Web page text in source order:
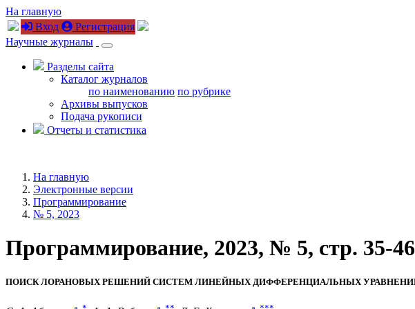
На главную
Вход
Регистрация
Научные журналы
Разделы сайта
Каталог журналов
по наименованию по рубрике
Архивы выпусков
Подача рукописи
Отчеты и статистика
На главную
Электронные версии
Программирование
№ 5, 2023
Программирование, 2023, № 5, стр. 35-46
ПОИСК ЛОРАНОВЫХ РЕШЕНИЙ СИСТЕМ ЛИНЕЙНЫХ ДИФФЕРЕНЦИАЛЬНЫХ